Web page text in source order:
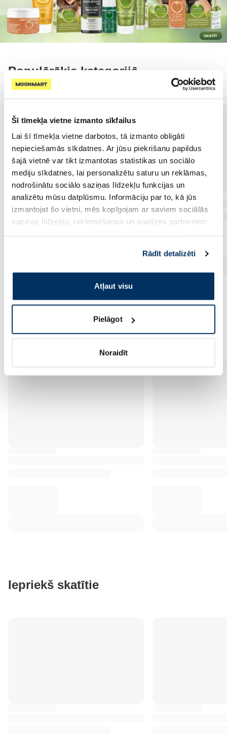
Šī tīmekļa vietne izmanto sīkfailus
Lai šī tīmekļa vietne darbotos, tā izmanto obligāti
nepieciešamās sīkdatnes. Ar jūsu piekrišanu papildus
šajā vietnē var tikt izmantotas statistikas un sociālo
mediju sīkdatnes, lai personalizētu saturu un reklāmas,
nodrošinātu sociālo saziņas līdzekļu funkcijas un
analizētu mūsu datplūsmu. Informāciju par to, kā jūs
izmantojat šo vietni, mēs kopīgojam ar saviem sociālās
saziņas līdzekļu, reklamēšanas un analīzes partneriem,
pakalpojumus. Ja piekrītat šo papildu sīkdatņu
izmantošanai, lūdzu, atzīmējiet savu izvēli:
Rādīt detalizēti
Atļaut visu
Pielāgot
Noraidīt
Populārākie kategorijā
Iepriekš skatītie